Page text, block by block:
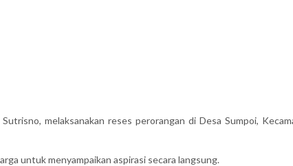
melaksanakan reses perorangan di Desa Sumpoi,
untuk menyampaikan aspirasi secara langsung.